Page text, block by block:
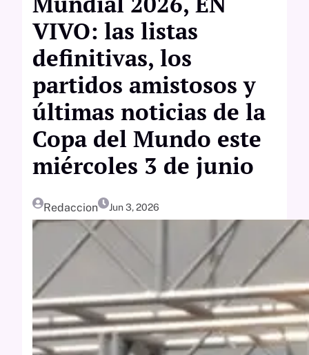
VIVO: las listas
definitivas, los
partidos amistosos y
últimas noticias de la
Copa del Mundo este
miércoles 3 de junio
Redaccion Jun 3, 2026